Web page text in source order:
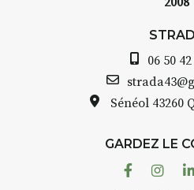
avez
Bernard
pas une
dans le
06 50
Sénéol 43260
GARDEZ LE
Facebook